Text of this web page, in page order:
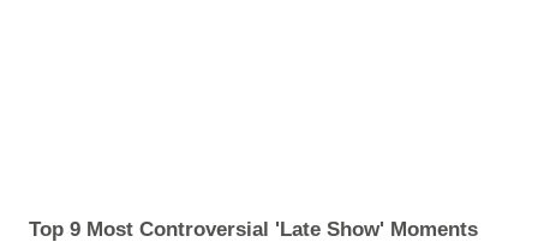
Top 9 Most Controversial 'Late Show' Moments